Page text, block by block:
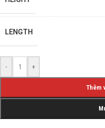
LENGTH
- +
Thêm